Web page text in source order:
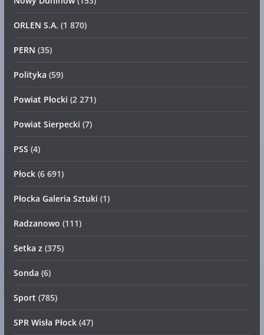
ORLEN S.A. (1 870)
PERN (35)
Polityka (59)
Powiat Płocki (2 271)
Powiat Sierpecki (7)
PSS (4)
Płock(6 691)
Płocka Galeria Sztuki (1)
Radzanowo (111)
Setka z(375)
Sonda (6)
Sport (785)
SPR Wisła Płock(47)